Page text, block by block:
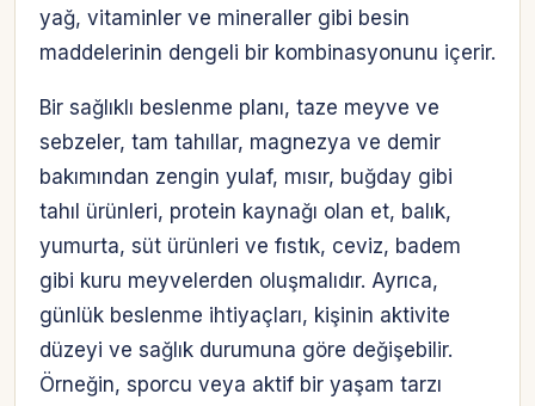
yağ, vitaminler ve mineraller gibi besin
maddelerinin dengeli bir kombinasyonunu içerir.
Bir sağlıklı beslenme planı, taze meyve ve
sebzeler, tam tahıllar, magnezya ve demir
bakımından zengin yulaf, mısır, buğday gibi
tahıl ürünleri, protein kaynağı olan et, balık,
yumurta, süt ürünleri ve fıstık, ceviz, badem
gibi kuru meyvelerden oluşmalıdır. Ayrıca,
günlük beslenme ihtiyaçları, kişinin aktivite
düzeyi ve sağlık durumuna göre değişebilir.
Örneğin, sporcu veya aktif bir yaşam tarzı